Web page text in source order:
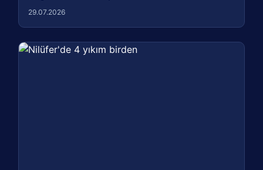
29.07.2026